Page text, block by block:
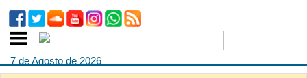
7 de Agosto de 2026